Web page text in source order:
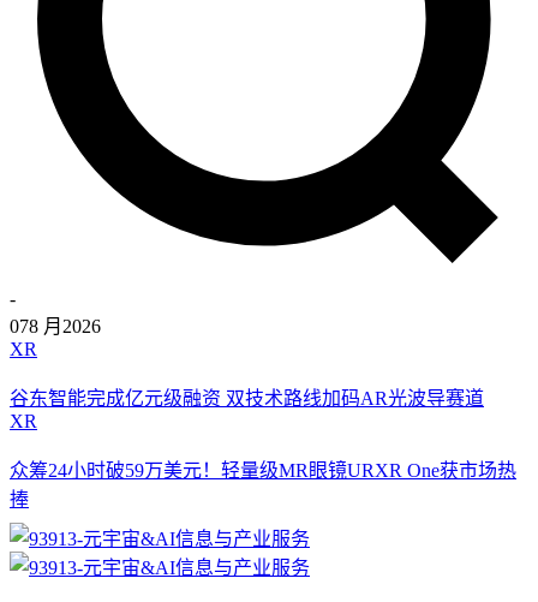
-
078 月 2026
XR
谷东智能完成亿元级融资 双技术路线加码AR光波导赛道
XR
众筹24小时破59万美元！轻量级MR眼镜URXR One获市场热
捧